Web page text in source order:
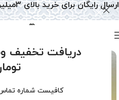
کافیست شماره تماس
ارسال رایگان برای خرید بالای 3میلیون تومان